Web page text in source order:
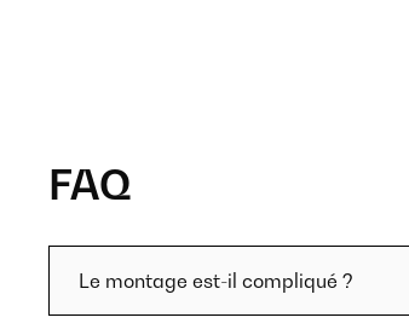
FAQ
Le montage est-il compliqué ?